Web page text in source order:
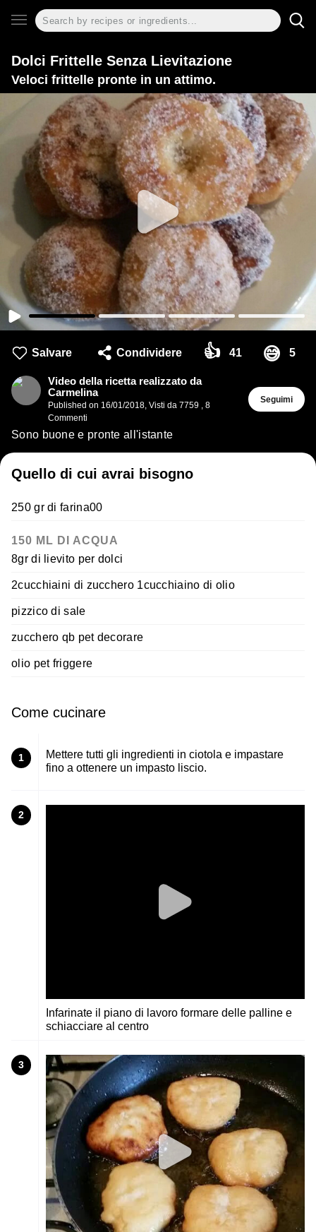
Dolci Frittelle Senza Lievitazione
Veloci frittelle pronte in un attimo.
Salvare Condividere 👍 41 😅 5
Video della ricetta realizzato da
Carmelina
Published on 16/01/2018, Visti da 7759 , 8
Commenti
Seguimi
Sono buone e pronte all'istante
Quello di cui avrai bisogno
250 gr di farina00
150 ML DI ACQUA
8gr di lievito per dolci
2cucchiaini di zucchero 1cucchiaino di olio
pizzico di sale
zucchero qb pet decorare
olio pet friggere
Come cucinare
1
Mettere tutti gli ingredienti in ciotola e impastare
fino a ottenere un impasto liscio.
2
Infarinate il piano di lavoro formare delle palline e
schiacciare al centro
3